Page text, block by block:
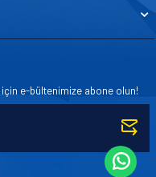
e-bültenimize abone olun!